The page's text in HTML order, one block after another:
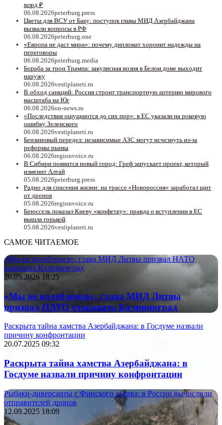
млрд ₽
06.08.2026peterburg.press
Цветы для ВСУ от Баку: поступок главы МИД Азербайджана
вызвали вопросы в РФ
06.08.2026peterburg.one
«Европа не даст мира»: почему дипломат хоронит надежды на
переговоры
06.08.2026peterburg.media
Борьба за трон Трампа: закулисная возня в Белом доме выходит
наружу
06.08.2026vestiplaneti.ru
В обход санкций: Россия строит транспортную артерию мирового
масштаба на Юг
06.08.2026on-news.ru
«Последствия ощущаются до сих пор»: в ЕС указали на роковую
ошибку Зеленского
06.08.2026vestiplaneti.ru
Бензиновый передел: независимые АЗС могут исчезнуть из-за
реформы рынка
06.08.2026regionvoice.ru
В Сибири появится новый город: Греф запускает проект, который
изменит Алтай
05.08.2026peterburg.press
Радио для спасения жизни: на трассе «Новороссия» заработал щит
от дронов
05.08.2026regionvoice.ru
Брюссель показал Киеву «конфетку»: правда о вступлении в ЕС
вышла горькой
05.08.2026vestiplaneti.ru
САМОЕ ЧИТАЕМОЕ
«Мы не колеблемся»: глава МИД Литвы призвал НАТО
атаковать Калининград
26.05.2026 18:25
«Мы не колеблемся»: глава МИД Литвы
призвал НАТО атаковать Калининград
Раскрыта тайна хамства Азербайджана: в Госдуме назвали
причину конфронтации
20.07.2025 09:32
Раскрыта тайна хамства Азербайджана: в
Госдуме назвали причину конфронтации
Рыбаки-диверсанты с Финского залива: в России вычислили
отправителей дронов
12.09.2025 18:09